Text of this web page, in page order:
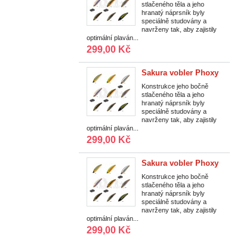
S 40 mm/2,6 g/0,75
m|T13
stlačeného těla a jeho
hranatý náprsník byly
speciálně studovány a
navrženy tak, aby zajistily
optimální plaván...
299,00 Kč
Sakura vobler Phoxy
Minnow Sinking HW
S 40 mm/2,6 g/0,75
m|T08
Konstrukce jeho bočně
stlačeného těla a jeho
hranatý náprsník byly
speciálně studovány a
navrženy tak, aby zajistily
optimální plaván...
299,00 Kč
Sakura vobler Phoxy
Minnow Sinking HW
S 40 mm/2,6 g/0,75
m|T02
Konstrukce jeho bočně
stlačeného těla a jeho
hranatý náprsník byly
speciálně studovány a
navrženy tak, aby zajistily
optimální plaván...
299,00 Kč